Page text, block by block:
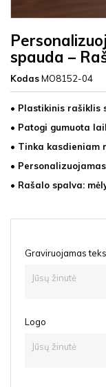
spauda –
KodasMO8152-04
• Plastikinis rašiklis
• Patogi gumuota
• Tinka kasdieniam
•
• Rašalo spalva:
Graviruojamas
Logo